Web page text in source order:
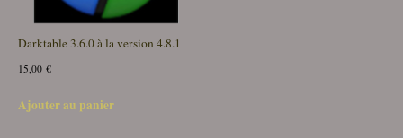
Darktable 3.6.0 à la version 4.8.1
15,00€
Ajouter au panier